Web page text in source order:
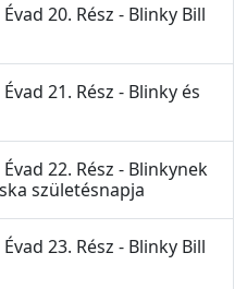
20. Rész - Blinky Bill
21. Rész - Blinky és
22. Rész - Blinkynek
születésnapja
23. Rész - Blinky Bill